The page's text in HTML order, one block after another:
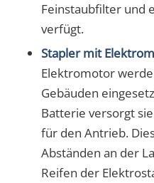
Feinstaubfilter und
verfügt.
Stapler mit
Elektromotor
Gebäuden
Batterie versorgt
für den Antrieb.
Abständen an der
Reifen der